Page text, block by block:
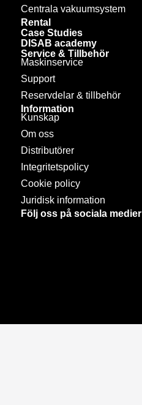
Centrala vakuumsystem
Rental
Case Studies
DISAB academy
Service & Tillbehör
Maskinservice
Support
Reservdelar & tillbehör
Information
Kunskap
Om oss
Distributörer
Integritetspolicy
Cookie policy
Juridisk information
Följ oss på sociala medier